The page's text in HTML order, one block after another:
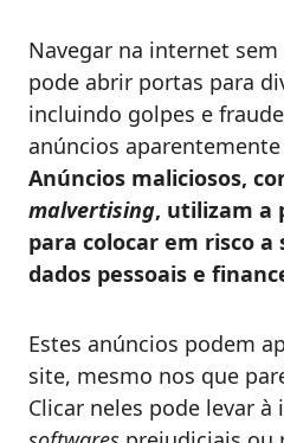
Navegar na internet
pode abrir portas para
incluindo golpes e
anúncios
Anúncios maliciosos,
malvertising, utilizam a
para colocar em risco a
dados pessoais e
Estes anúncios podem
site, mesmo nos que
Clicar neles pode levar à